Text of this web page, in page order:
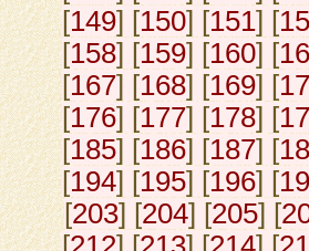
[149] [150] [151] [
[158] [159] [160] [
[167] [168] [169] [
[176] [177] [178] [
[185] [186] [187] [
[194] [195] [196] [
[203] [204] [205] [